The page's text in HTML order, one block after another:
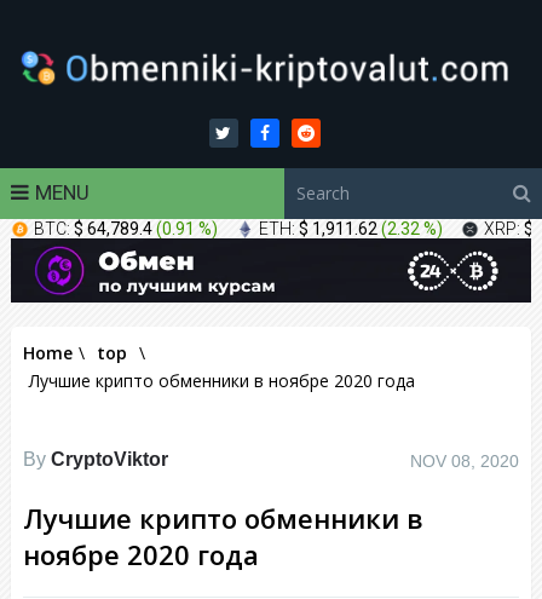
MENU
BTC: $ 64,789.4(0.91 %) ETH: $ 1,911.62 (2.32 %) XRP: $
Home \ top \
Лучшие крипто обменники в ноябре 2020 года
By CryptoViktor NOV 08, 2020
Лучшие крипто обменники в
ноябре 2020 года